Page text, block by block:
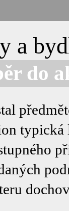
a
do